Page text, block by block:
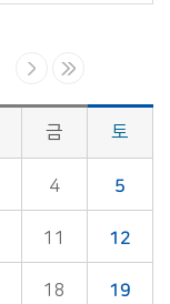
금 토
4 5
11 12
18 19